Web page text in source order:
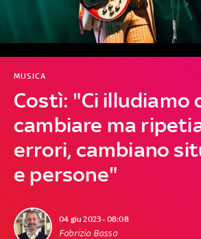
Costì: "Ci illudiamo
cambiare ma
errori, cambiano
e persone"
MUSICA
04 giu 2023 - 08:08
Fabrizio Basso